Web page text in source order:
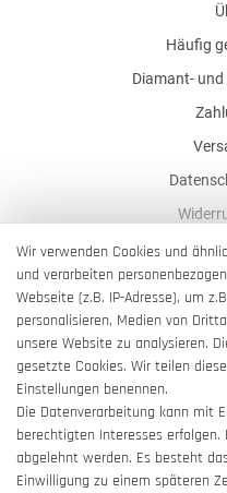
Häufig
Diamant-
Wir verwenden Cookies und
und verarbeiten
Webseite (z.B. IP-Adresse), um
personalisieren, Medien von
unsere Website zu analysieren.
gesetzte Cookies. Wir teilen
Einstellungen benennen.
Die Datenverarbeitung kann mit
berechtigten Interesses
abgelehnt werden. Es besteht
Einwilligung zu einem späteren